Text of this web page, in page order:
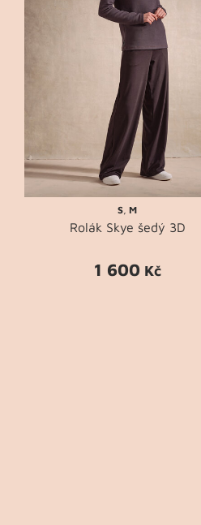
S,M
Rolák Skye šedý 3D
1 600 Kč